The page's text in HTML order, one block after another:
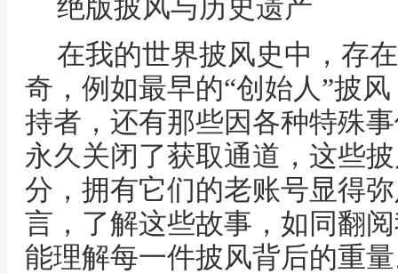
绝版披风与历史遗产
在我的世界披风史中，存
奇，例如最早的“创始人”披
持者，还有那些因各种特殊
永久关闭了获取通道，这些
分，拥有它们的老账号显得
言，了解这些故事，如同翻
能理解每一件披风背后的重